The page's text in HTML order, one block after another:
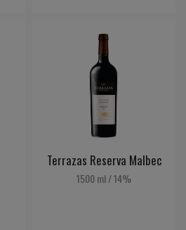
Terrazas Reserva Malbec
1500 ml/14%